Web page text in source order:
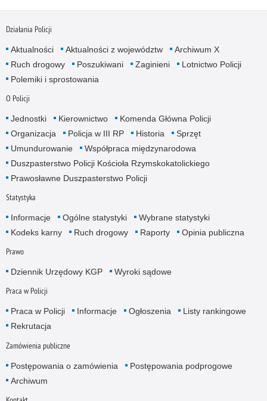
Działania Policji
Aktualności Aktualności z województw
Archiwum X
Ruch drogowy
Poszukiwani Zaginieni
Lotnictwo Policji
Polemiki i sprostowania
O Policji
Jednostki Kierownictwo
Komenda Główna Policji
Organizacja
Policja w III RP Historia
Sprzęt
Umundurowanie
Współpraca międzynarodowa
Duszpasterstwo Policji Kościoła Rzymskokatolickiego
Prawosławne Duszpasterstwo Policji
Statystyka
Informacje Ogólne statystyki
Wybrane statystyki
Kodeks karny
Ruch drogowy Raporty Opinia publiczna
Prawo
Dziennik Urzędowy KGP Wyroki sądowe
Praca w Policji
Praca w Policji Informacje Ogłoszenia
Listy rankingowe
Rekrutacja
Zamówienia publiczne
Postępowania o zamówienia
Postępowania podprogowe
Archiwum